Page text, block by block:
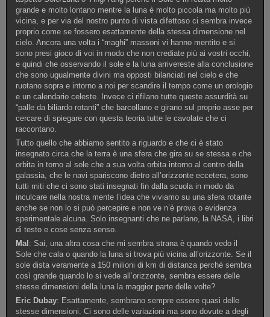
grande e molto lontano mentre la luna è molto piccola ma molto più
vicina, e per via del nostro punto di vista difettoso ci sembra invece
proprio come se fossero esattamente della stessa dimensione nel
cielo. Ancora una volta i “maghi” massoni vi hanno mentito e si
sono presi gioco di voi in modo che non crediate più ai vostri occhi,
e quindi che osservando il sole e la luna arrivereste alla conclusione
che sono ugualmente divini ma opposti bilanciati nel cielo e che
ruotano sopra e intorno a noi per scandire il tempo come un orologio
e un calendario celeste. Invece ci rifilano tutte queste assurdità su
“palle da biliardo rotanti” che barcollano e girano sul proprio asse per
cercare di spiegare con questa teoria tutte le cavolate che ci
raccontano.
Tutto quello che abbiamo sentito a riguardo e che ci è stato
insegnato circa che la terra è una sfera che gira su se stessa e che
orbita in torno al sole che a sua volta orbita intorno al centro della
galassia, che le navi spariscono dietro all’orizzonte eccetera, sono
tutti miti che ci sono stati insegnati fin dalla scuola in modo da
inculcare nella nostra mente l’idea che viviamo su una sfera rotante
anche se non lo si può percepire e non ve n’è prova o evidenza
sperimentale alcuna. Solo insegnanti che ne parlano, la NASA, i libri
di testo e cose senza senso.
Mal : Sai, una altra cosa che mi sembra strana è quando vedo il
Sole che cala o quando la luna si trova più vicina all’orizzonte. Se il
sole dista veramente a 150 milioni di km di distanza perché sembra
così grande quando lo si vede all’orizzonte, sembra essere delle
stesse dimensioni della luna la maggior parte delle volte?
Eric Dubay: Esattamente, sembrano sempre essere quasi delle
stesse dimensioni. Ci sono delle variazioni ma sono dovute a degli